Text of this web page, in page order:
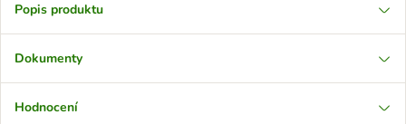
Popis produktu
Dokumenty
Hodnocení